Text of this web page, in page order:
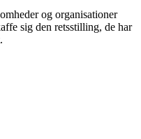
og organisationer
sig den retsstilling, de har